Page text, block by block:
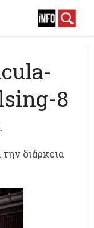
8
διάρκεια